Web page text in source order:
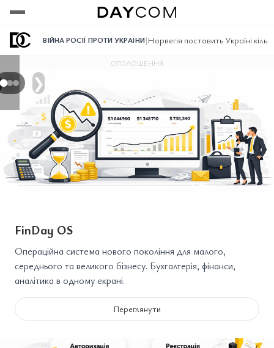
ВІЙНА РОСІЇ ПРОТИ УКРАЇНИ|Норвегія поставить Україні
Переглянути
Переглянути
Переглянути
❯
ОГОЛОШЕННЯ
FinDay OS
Операційна система нового покоління для малого,
середнього та великого бізнесу. Бухгалтерія, фінанси,
аналітика в одному екрані.
Переглянути